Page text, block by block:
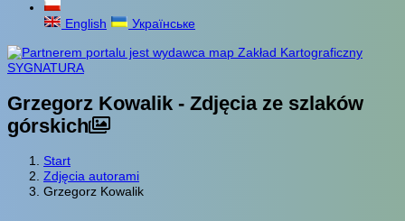
English Українське
Grzegorz Kowalik - Zdjęcia ze szlaków
górskich
Start
Zdjęcia autorami
Grzegorz Kowalik